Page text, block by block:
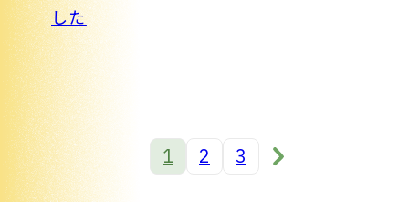
した
1 2 3